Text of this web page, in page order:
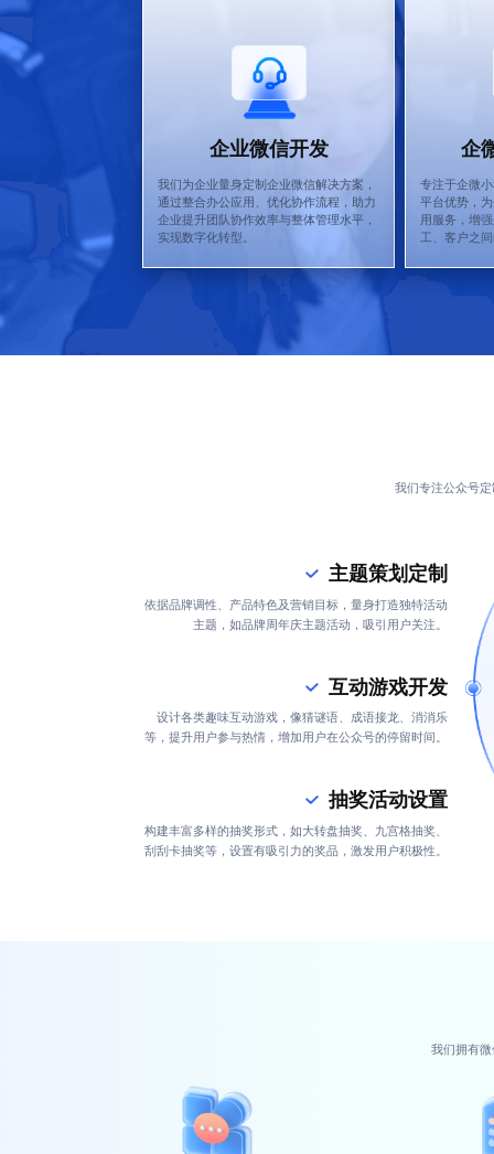
企业微信开发
我们为企业量身定制企业微信解决方案，
通过整合办公应用、优化协作流程，助力
企业提升团队协作效率与整体管理水平，
实现数字化转型。
企
专注于企微
平台优势，
用服务，增
工、客户之
我们专注公众号
主题策划定制
依据品牌调性、产品特色及营销目标，量身打造独特活动
主题，如品牌周年庆主题活动，吸引用户关注。
互动游戏开发
设计各类趣味互动游戏，像猜谜语、成语接龙、消消乐
等，提升用户参与热情，增加用户在公众号的停留时间。
抽奖活动设置
构建丰富多样的抽奖形式，如大转盘抽奖、九宫格抽奖、
刮刮卡抽奖等，设置有吸引力的奖品，激发用户积极性。
我们拥有